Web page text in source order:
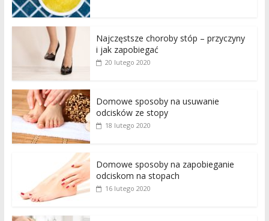
Najczęstsze choroby stóp – przyczyny
i jak zapobiegać
20 lutego 2020
Domowe sposoby na usuwanie
odcisków ze stopy
18 lutego 2020
Domowe sposoby na zapobieganie
odciskom na stopach
16 lutego 2020